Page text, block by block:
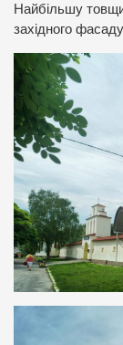
Найбільшу
західного